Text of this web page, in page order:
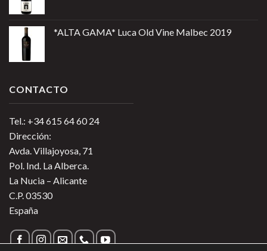
*ALTA GAMA* Luca Old Vine Malbec 2019
CONTACTO
Tel.: +34 615 64 60 24
Dirección:
Avda. Villajoyosa, 71
Pol. Ind. La Alberca.
La Nucia – Alicante
C.P. 03530
España